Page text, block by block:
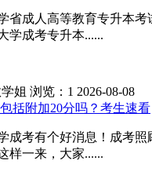
省成人高等教育专升本
学成考专升本......
姐 浏览：1 2026-08-08
括附加20分吗？考生速看
考有个好消息！成考照
样一来，大家......